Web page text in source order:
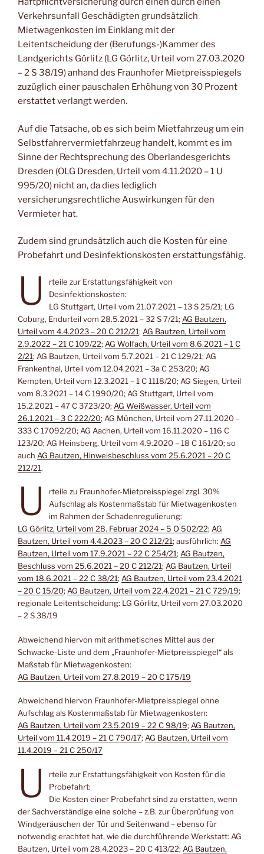
Verkehrsunfall Geschädigten grundsätzlich
Mietwagenkosten im Einklang mit der
Leitentscheidung der (Berufungs-)Kammer des
Landgerichts Görlitz (LG Görlitz, Urteil vom 27.03.2020
– 2 S 38/19) anhand des Fraunhofer Mietpreisspiegels
zuzüglich einer pauschalen Erhöhung von 30 Prozent
erstattet verlangt werden.
Auf die Tatsache, ob es sich beim Mietfahrzeug um ein
Selbstfahrervermietfahrzeug handelt, kommt es im
Sinne der Rechtsprechung des Oberlandesgerichts
Dresden (OLG Dresden, Urteil vom 4.11.2020 – 1 U
995/20) nicht an, da dies lediglich
versicherungsrechtliche Auswirkungen für den
Vermieter hat.
Zudem sind grundsätzlich auch die Kosten für eine
Probefahrt und Desinfektionskosten erstattungsfähig.
U
rteile zur Erstattungsfähigkeit von
Desinfektionskosten:
LG Stuttgart, Urteil vom 21.07.2021 – 13 S 25/21; LG
Coburg, Endurteil vom 28.5.2021 – 32 S 7/21; AG Bautzen,
Urteil vom 4.4.2023 – 20 C 212/21; AG Bautzen, Urteil vom
2.9.2022 – 21 C 109/22; AG Wolfach, Urteil vom 8.6.2021 – 1 C
2/21; AG Bautzen, Urteil vom 5.7.2021 – 21 C 129/21; AG
Frankenthal, Urteil vom 12.04.2021 – 3a C 253/20; AG
Kempten, Urteil vom 12.3.2021 – 1 C 1118/20; AG Siegen, Urteil
vom 8.3.2021 – 14 C 1990/20; AG Stuttgart, Urteil vom
15.2.2021 – 47 C 3723/20; AG Weißwasser, Urteil vom
26.1.2021 – 3 C 222/20; AG München, Urteil vom 27.11.2020 –
333 C 17092/20; AG Aachen, Urteil vom 16.11.2020 – 116 C
123/20; AG Heinsberg, Urteil vom 4.9.2020 – 18 C 161/20; so
auch AG Bautzen, Hinweisbeschluss vom 25.6.2021 – 20 C
212/21.
U
rteile zu Fraunhofer-Mietpreisspiegel zzgl. 30%
Aufschlag als Kostenmaßstab für Mietwagenkosten
im Rahmen der Schadenregulierung:
LG Görlitz, Urteil vom 28. Februar 2024 – 5 O 502/22; AG
Bautzen, Urteil vom 4.4.2023 – 20 C 212/21; ausführlich: AG
Bautzen, Urteil vom 17.9.2021 – 22 C 254/21; AG Bautzen,
Beschluss vom 25.6.2021 – 20 C 212/21; AG Bautzen, Urteil
vom 18.6.2021 – 22 C 38/21; AG Bautzen, Urteil vom 23.4.2021
– 20 C 15/20; AG Bautzen, Urteil vom 22.4.2021 – 21 C 729/19;
regionale Leitentscheidung: LG Görlitz, Urteil vom 27.03.2020
– 2 S 38/19
Abweichend hiervon mit arithmetisches Mittel aus der
Schwacke-Liste und dem „Fraunhofer-Mietpreisspiegel“ als
Maßstab für Mietwagenkosten:
AG Bautzen, Urteil vom 27.8.2019 – 20 C 175/19
Abweichend hiervon Fraunhofer-Mietpreisspiegel ohne
Aufschlag als Kostenmaßstab für Mietwagenkosten:
AG Bautzen, Urteil vom 23.5.2019 – 22 C 98/19; AG Bautzen,
Urteil vom 11.4.2019 – 21 C 790/17; AG Bautzen, Urteil vom
11.4.2019 – 21 C 250/17
U
rteile zur Erstattungsfähigkeit von Kosten für die
Probefahrt:
Die Kosten einer Probefahrt sind zu erstatten, wenn
der Sachverständige eine solche – z.B. zur Überprüfung von
Windgeräuschen der Tür und Seitenwand – ebenso für
notwendig erachtet hat, wie die durchführende Werkstatt: AG
Bautzen, Urteil vom 28.4.2023 – 20 C 413/22; AG Bautzen,